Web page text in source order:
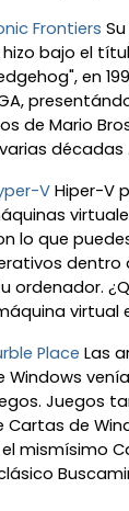
Frontiers
bajo el
en
de Mario
décadas
V Hiper-V
lo que
dentro
ordenador.
virtual
Place Las
Windows
Juegos
Cartas de
mismísimo